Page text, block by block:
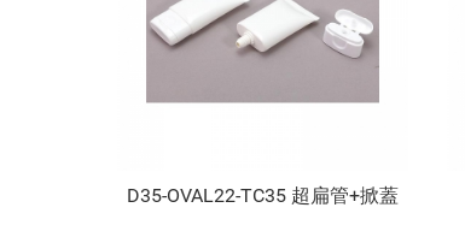
D35-OVAL22-TC35 超扁管+掀蓋